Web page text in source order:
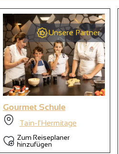
9
Unsere Partner
Gourmet Schule
Tain-l'Hermitage
Zum Reiseplaner
hinzufügen